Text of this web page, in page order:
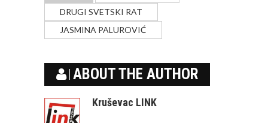
DRUGI SVETSKI RAT
JASMINA PALUROVIĆ
ABOUT THE AUTHOR
Kruševac LINK